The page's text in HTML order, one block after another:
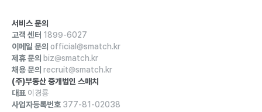
서비스 문의
고객 센터 1899-6027
이메일 문의 official@smatch.kr
제휴 문의 biz@smatch.kr
채용 문의 recruit@smatch.kr
(주)부동산 중개법인 스매치
대표 이경룡
사업자등록번호 377-81-02038